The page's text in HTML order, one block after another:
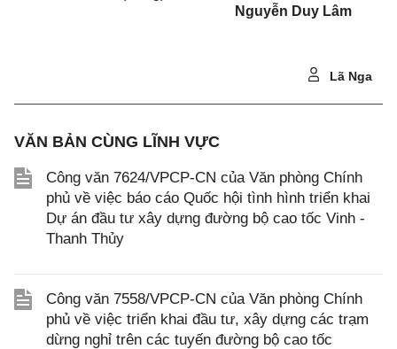
Nguyễn Duy Lâm
Lã Nga
VĂN BẢN CÙNG LĨNH VỰC
Công văn 7624/VPCP-CN của Văn phòng Chính
phủ về việc báo cáo Quốc hội tình hình triển khai
Dự án đầu tư xây dựng đường bộ cao tốc Vinh -
Thanh Thủy
Công văn 7558/VPCP-CN của Văn phòng Chính
phủ về việc triển khai đầu tư, xây dựng các trạm
dừng nghỉ trên các tuyến đường bộ cao tốc